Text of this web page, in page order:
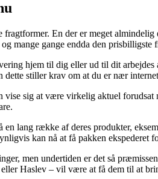
En der er meget
mange gange endda den
hjem til dig eller ud til dit
stiller krav om at du er nær
sig at være virkelig aktuel
en lang række af deres produkter,
kan nå at få pakken ekspederet
men undertiden er det så
Haslev – vil være at få dem til at